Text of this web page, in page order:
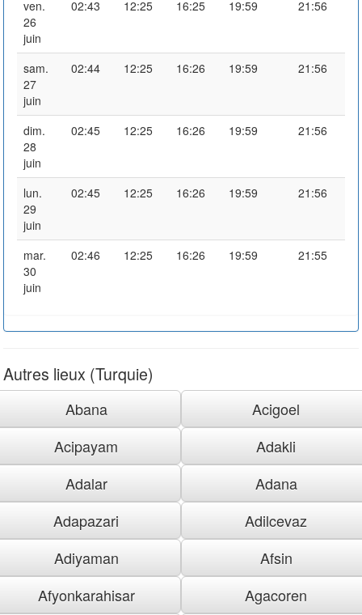
ven.
26
juin
02:43 12:25 16:25 19:59 21:56
sam.
27
juin
02:44 12:25 16:26 19:59 21:56
dim.
28
juin
02:45 12:25 16:26 19:59 21:56
lun.
29
juin
02:45 12:25 16:26 19:59 21:56
mar.
30
juin
02:46 12:25 16:26 19:59 21:55
Autres lieux (Turquie)
Abana
Acigoel
Acipayam
Adakli
Adalar
Adana
Adapazari
Adilcevaz
Adiyaman
Afsin
Afyonkarahisar
Agacoren